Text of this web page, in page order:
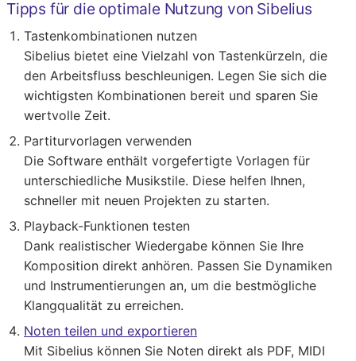
Tipps für die optimale Nutzung von Sibelius
Tastenkombinationen nutzen
Sibelius bietet eine Vielzahl von Tastenkürzeln, die
den Arbeitsfluss beschleunigen. Legen Sie sich die
wichtigsten Kombinationen bereit und sparen Sie
wertvolle Zeit.
Partiturvorlagen verwenden
Die Software enthält vorgefertigte Vorlagen für
unterschiedliche Musikstile. Diese helfen Ihnen,
schneller mit neuen Projekten zu starten.
Playback-Funktionen testen
Dank realistischer Wiedergabe können Sie Ihre
Komposition direkt anhören. Passen Sie Dynamiken
und Instrumentierungen an, um die bestmögliche
Klangqualität zu erreichen.
Noten teilen und exportieren
Mit Sibelius können Sie Noten direkt als PDF, MIDI